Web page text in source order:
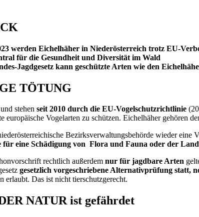
werden Eichelhäher in Niederösterreich trotz EU-
für die Gesundheit und Diversität im Wald
Jagdgesetz kann geschützte Arten wie den
TÖTUNG
stehen seit 2010 durch die EU-Vogelschutzrichtlinie
europäische Vogelarten zu schützen. Eichelhäher gehören
Bezirksverwaltungsbehörde wieder eine
für eine Schädigung von Flora und Fauna oder der
rechtlich außerdem nur für jagdbare Arten
gesetzlich vorgeschriebene Alternativprüfung statt,
erlaubt. Das ist nicht tierschutzgerecht.
NATUR ist gefährdet